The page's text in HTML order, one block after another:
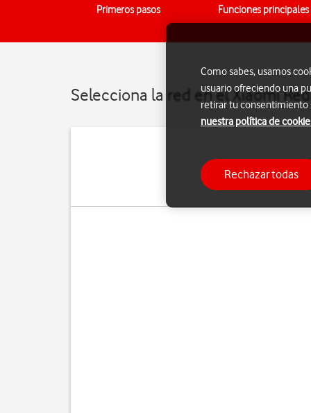
Primeros pasos Funciones principales
Selecciona la red en el Xiaomi
Puedes
manualmente. Si
Como sabes, usamos
usuario ofreciendo una
retirar tu consentimiento
nuestra política de
Rechazar todas